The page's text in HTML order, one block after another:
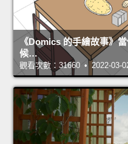
《Domics 的手繪故事》
候…
觀看次數：31660 • 2022-03-